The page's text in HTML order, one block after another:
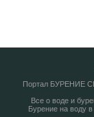
Портал БУРЕНИЕ
Все о воде и
Бурение на воду